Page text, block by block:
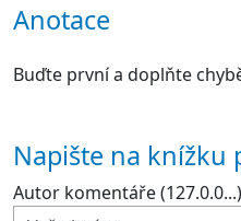
Anotace
Buďte první a doplňte
Napište na knížku
Autor komentáře (127.0.0...)